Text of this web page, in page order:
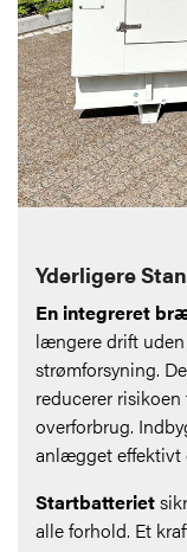
Yderligere
En integreret
længere drift
strømforsyning.
reducerer
overforbrug.
anlægget effektivt
Startbatteriet
alle forhold. Et